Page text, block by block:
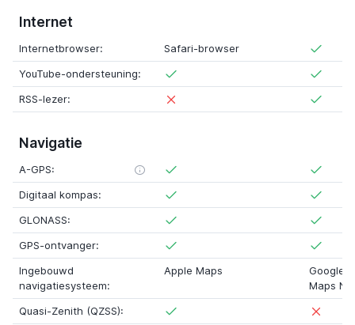
Internet
Internetbrowser:
Safari-browser
YouTube-ondersteuning:
RSS-lezer:
Navigatie
A-GPS:
Digitaal kompas:
GLONASS:
GPS-ontvanger:
Ingebouwd
navigatiesysteem:
Apple Maps
Google
Maps
Quasi-Zenith (QZSS):